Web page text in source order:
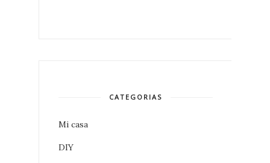
CATEGORIAS
Mi casa
DIY